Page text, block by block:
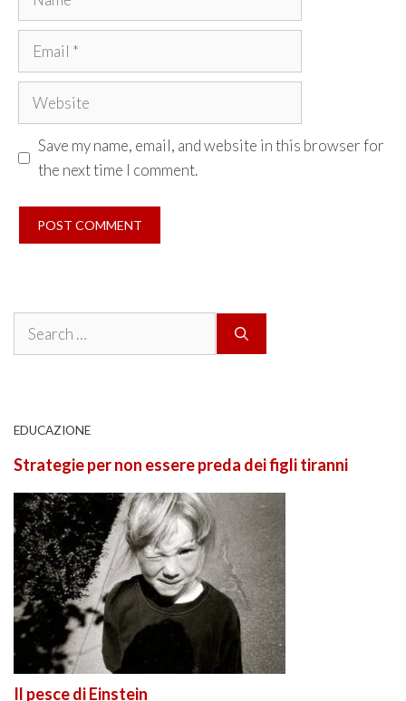
Email
Website
Save my name, email, and website in this browser for
the next time I comment.
Search
EDUCAZIONE
Strategie per non essere preda dei figli tiranni
Il pesce di Einstein